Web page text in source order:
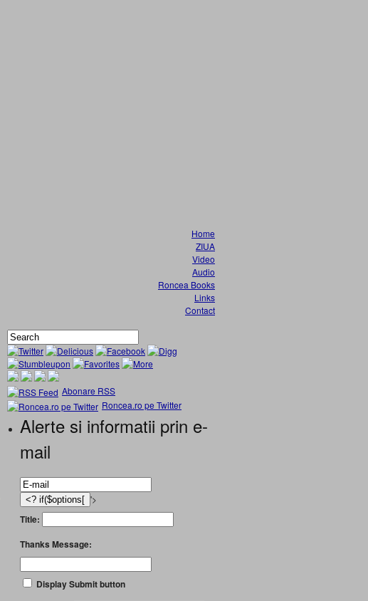
Home
ZIUA
Video
Audio
Roncea Books
Links
Contact
Abonare RSS
Roncea.ro pe Twitter
Alerte si informatii prin e-
mail
'>
Title:
Thanks Message:
Display Submit button